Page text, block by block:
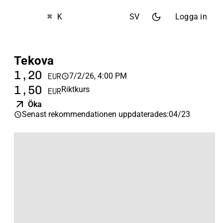
⌘ K SV Logga in
Tekova
1,20 EUR 7/2/26, 4:00 PM
1,50 EURRiktkurs
Öka
Senast rekommendationen uppdaterades:04/23